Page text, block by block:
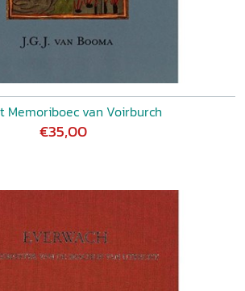
Memoriboec van Voirburch
€35,00